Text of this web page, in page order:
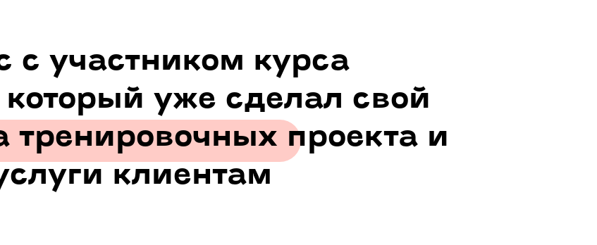
участником курса
уже сделал свой
проекта и
клиентам